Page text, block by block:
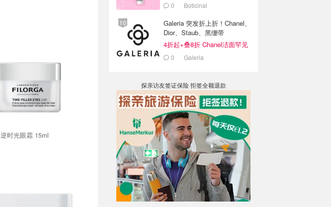
Filorga 逆时光眼霜 15ml
0 Boticinal
Galeria 突发折上折！Chanel、
Dior、Staub、黑绷带
4折起+叠8折 Chanel洁面罕见
€430 Galeria
探亲访友签证保险 拒签全额退款